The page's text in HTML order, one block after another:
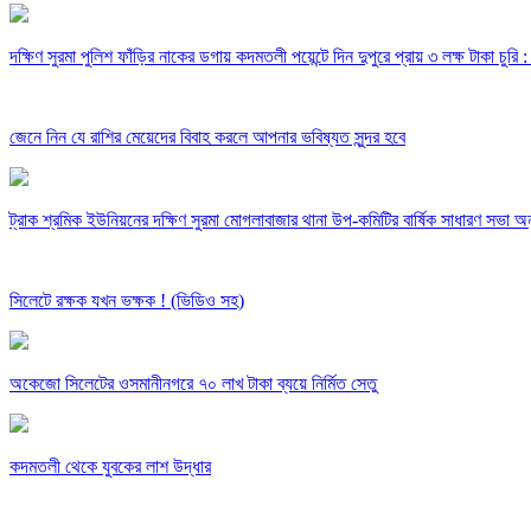
দক্ষিণ সুরমা পুলিশ ফাঁড়ির নাকের ডগায় কদমতলী পয়েন্টে দিন দুপুরে প্রায় ৩ লক্ষ টাকা চুরি
জেনে নিন যে রাশির মেয়েদের বিবাহ করলে আপনার ভবিষ্যত সুন্দর হবে
ট্রাক শ্রমিক ইউনিয়নের দক্ষিণ সুরমা মোগলাবাজার থানা উপ-কমিটির বার্ষিক সাধারণ সভা
সিলেটে রক্ষক যখন ভক্ষক ! (ভিডিও সহ)
অকেজো সিলেটের ওসমানীনগরে ৭০ লাখ টাকা ব্যয়ে নির্মিত সেতু
কদমতলী থেকে যুবকের লাশ উদ্ধার